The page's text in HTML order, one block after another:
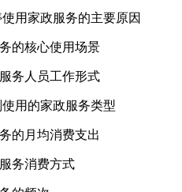
用家政服务的主要原因
的核心使用场景
务人员工作形式
用的家政服务类型
的月均消费支出
务消费方式